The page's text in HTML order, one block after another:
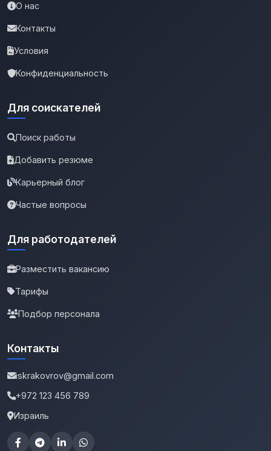
О нас
Контакты
Условия
Конфиденциальность
Для соискателей
Поиск работы
Добавить резюме
Карьерный блог
Частые вопросы
Для работодателей
Разместить вакансию
Тарифы
Подбор персонала
Контакты
iskrakovrov@gmail.com
+972 123 456 789
Израиль